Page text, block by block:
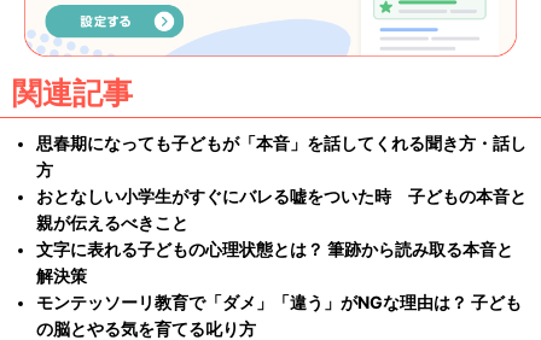
関連記事
思春期になっても子どもが「本音」を話してくれる聞き方・話し
方
おとなしい小学生がすぐにバレる嘘をついた時 子どもの本音と
親が伝えるべきこと
文字に表れる子どもの心理状態とは？ 筆跡から読み取る本音と
解決策
モンテッソーリ教育で「ダメ」「違う」がNGな理由は？ 子ども
の脳とやる気を育てる叱り方